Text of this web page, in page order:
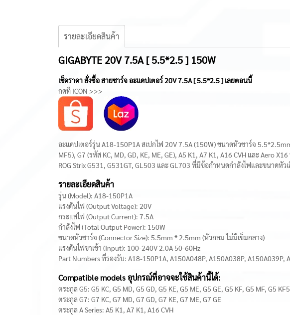
รายละเอียดสินค้า
GIGABYTE 20V 7.5A [ 5.5*2.5 ] 150W
เช็คราคา สั่งซื้อ สายชาร์จ อะแดปเตอร์ 20V 7.5A [ 5.5*2.5 ] เลยตอนนี้
กดที่ ICON >>>
อะแดปเตอร์รุ่น A18-150P1A สเปกไฟ 20V 7.5A (150W) ขนาดหัวชาร์จ
MF5), G7 (รหัส KC, MD, GD, KE, ME, GE), A5 K1, A7 K1, A16 CVH และ Aero
ROG Strix G531, G531GT, GL503 และ GL703 ที่มีข้อกำหนดกำลังไฟและขนาดหัว
รายละเอียดสินค้า
รุ่น (Model): A18-150P1A
แรงดันไฟ (Output Voltage): 20V
กระแสไฟ (Output Current): 7.5A
กำลังไฟ (Total Output Power): 150W
ขนาดหัวชาร์จ (Connector Size): 5.5mm * 2.5mm (หัวกลม ไม่มีเข็มกลาง)
แรงดันไฟขาเข้า (Input): 100-240V 2.0A 50-60Hz
Part Numbers ที่รองรับ: A18-150P1A, A150A048P, A150A038P, A150A039P,
Compatible models อุปกรณ์ที่อาจจะใช้สินค้านี้ได้:
ตระกูล G5: G5 KC, G5 MD, G5 GD, G5 KE, G5 ME, G5 GE, G5 KF, G5 MF, G5
ตระกูล G7: G7 KC, G7 MD, G7 GD, G7 KE, G7 ME, G7 GE
ตระกูล A Series: A5 K1, A7 K1, A16 CVH